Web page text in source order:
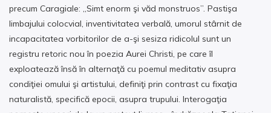
precum Caragiale: „Simt enorm şi văd monstruos”. Pastişa
limbajului colocvial, inventivitatea verbală, umorul stârnit de
incapacitatea vorbitorilor de a-şi sesiza ridicolul sunt un
registru retoric nou în poezia Aurei Christi, pe care îl
exploatează însă în alternaţă cu poemul meditativ asupra
condiţiei omului şi artistului, definiţi prin contrast cu fixaţia
naturalistă, specifică epocii, asupra trupului. Interogaţia